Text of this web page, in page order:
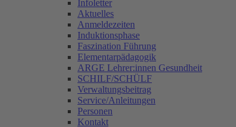
Infoletter
Aktuelles
Anmeldezeiten
Induktionsphase
Faszination Führung
Elementarpädagogik
ARGE Lehrer:innen Gesundheit
SCHILF/SCHÜLF
Verwaltungsbeitrag
Service/Anleitungen
Personen
Kontakt